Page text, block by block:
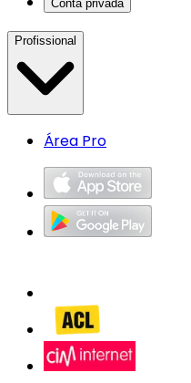
Conta privada
Profissional
Área Pro